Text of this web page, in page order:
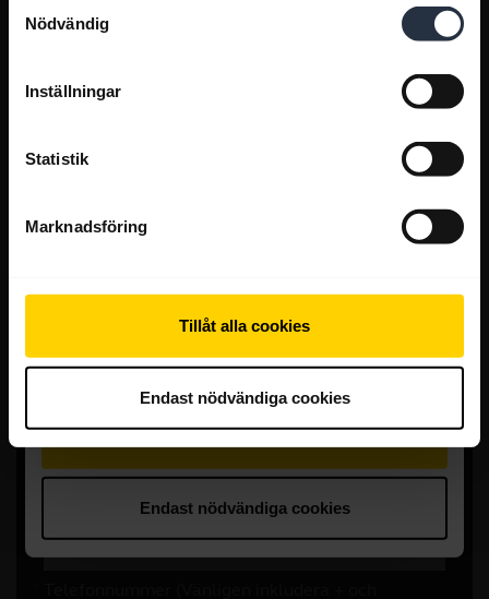
Nödvändig
Inställningar
Statistik
Marknadsföring
Tillåt alla cookies
Endast nödvändiga cookies